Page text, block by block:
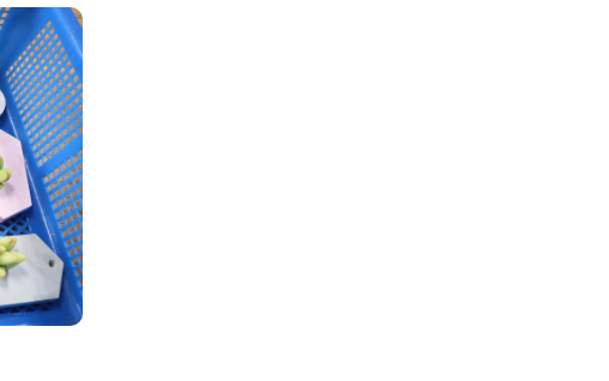
與心理安全感調查報告」 若遇壓力僅12%青少年會向家人傾訴
高市空品淨化區小型基地組第一名
青年福州體驗水上運動